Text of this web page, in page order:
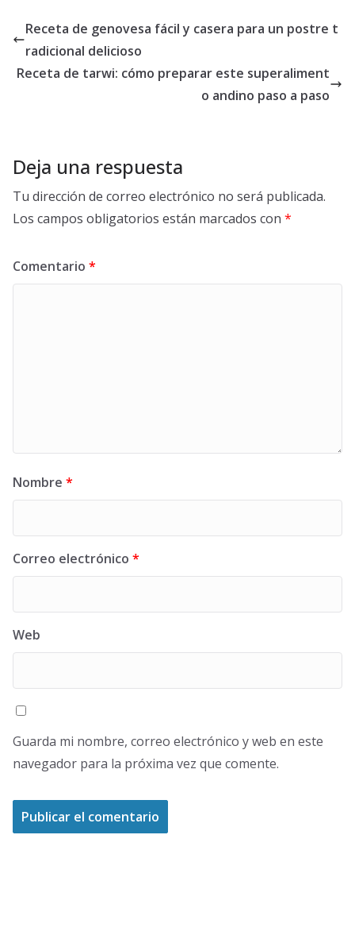
Receta de genovesa fácil y casera para un postre t
radicional delicioso
Receta de tarwi: cómo preparar este superaliment
o andino paso a paso
Deja una respuesta
Tu dirección de correo electrónico no será publicada.
Los campos obligatorios están marcados con *
Comentario *
Nombre *
Correo electrónico *
Web
Guarda mi nombre, correo electrónico y web en este
navegador para la próxima vez que comente.